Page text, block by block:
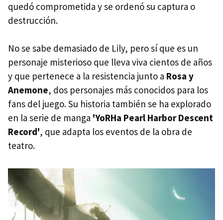
quedó comprometida y se ordenó su captura o
destrucción.
No se sabe demasiado de Lily, pero sí que es un
personaje misterioso que lleva viva cientos de años
y que pertenece a la resistencia junto a Rosa y
Anemone, dos personajes más conocidos para los
fans del juego. Su historia también se ha explorado
en la serie de manga 'YoRHa Pearl Harbor Descent
Record', que adapta los eventos de la obra de
teatro.